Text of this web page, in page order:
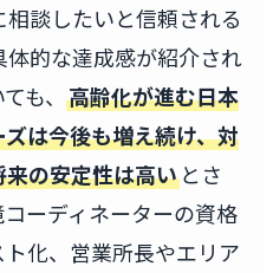
談したいと信頼される
的な達成感が紹介され
も、 高齢化が進む日本
は今後も増え続け、対
の安定性は高いとさ
ーディネーターの資格
化、営業所長やエリア